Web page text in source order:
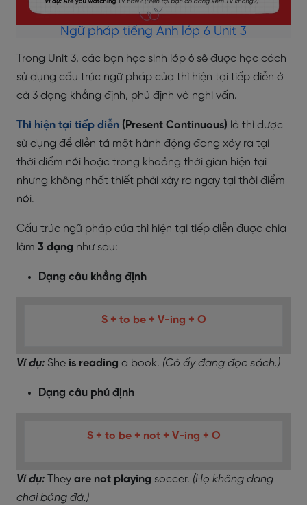
Ngữ pháp tiếng Anh lớp 6 Unit 3
Trong Unit 3, các bạn học sinh lớp 6 sẽ được học cách
sử dụng cấu trúc ngữ pháp của thì hiện tại tiếp diễn ở
cả 3 dạng khẳng định, phủ định và nghi vấn.
Thì hiện tại tiếp diễn (Present Continuous) là thì được
sử dụng để diễn tả một hành động đang xảy ra tại
thời điểm nói hoặc trong khoảng thời gian hiện tại
nhưng không nhất thiết phải xảy ra ngay tại thời điểm
nói.
Cấu trúc ngữ pháp của thì hiện tại tiếp diễn được chia
làm 3 dạng như sau:
Dạng câu khẳng định
S + to be + V-ing + O
Ví dụ: She is reading a book. (Cô ấy đang đọc sách.)
Dạng câu phủ định
S + to be + not + V-ing + O
Ví dụ: They are not playing soccer. (Họ không đang
chơi bóng đá.)